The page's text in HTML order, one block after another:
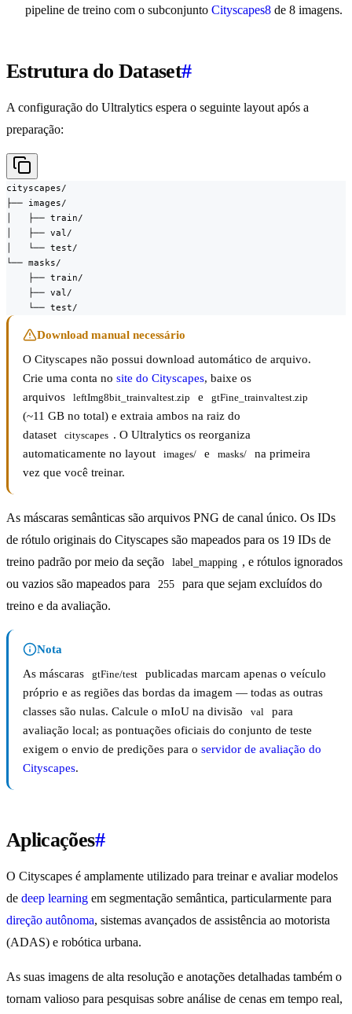
pipeline de treino com o subconjunto Cityscapes8 de 8 imagens.
Estrutura do Dataset#
A configuração do Ultralytics espera o seguinte layout após a
preparação:
cityscapes/
├── images/
│   ├── train/
│   ├── val/
│   └── test/
└── masks/
    ├── train/
    ├── val/
    └── test/
Download manual necessário
O Cityscapes não possui download automático de arquivo.
Crie uma conta no site do Cityscapes, baixe os
arquivos
leftImg8bit_trainvaltest.zip e gtFine_trainvaltest.zip
(~11 GB no total) e extraia ambos na raiz do
dataset
cityscapes . O Ultralytics os reorganiza
automaticamente no layout
images/ e masks/
na primeira
vez que você treinar.
As máscaras semânticas são arquivos PNG de canal único. Os IDs
de rótulo originais do Cityscapes são mapeados para os 19 IDs de
treino padrão por meio da seção
label_mapping , e rótulos ignorados
ou vazios são mapeados para
255
para que sejam excluídos do
treino e da avaliação.
Nota
As máscaras
gtFine/test
publicadas marcam apenas o veículo
próprio e as regiões das bordas da imagem — todas as outras
classes são nulas. Calcule o mIoU na divisão
val
para
avaliação local; as pontuações oficiais do conjunto de teste
exigem o envio de predições para o servidor de avaliação do
Cityscapes.
Aplicações#
O Cityscapes é amplamente utilizado para treinar e avaliar modelos
de deep learning em segmentação semântica, particularmente para
direção autônoma, sistemas avançados de assistência ao motorista
(ADAS) e robótica urbana.
As suas imagens de alta resolução e anotações detalhadas também o
tornam valioso para pesquisas sobre análise de cenas em tempo real,